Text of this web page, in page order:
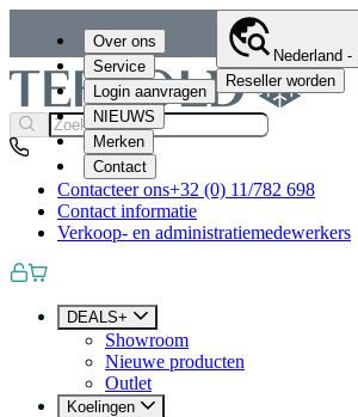
Over ons
Service
Login aanvragen
NIEUWS
Merken
Contact
Nederland -
Reseller worden
Contacteer ons+32 (0) 11/782 698
Contact informatie
Verkoop- en administratiemedewerkers
DEALS+
Showroom
Nieuwe producten
Outlet
Koelingen